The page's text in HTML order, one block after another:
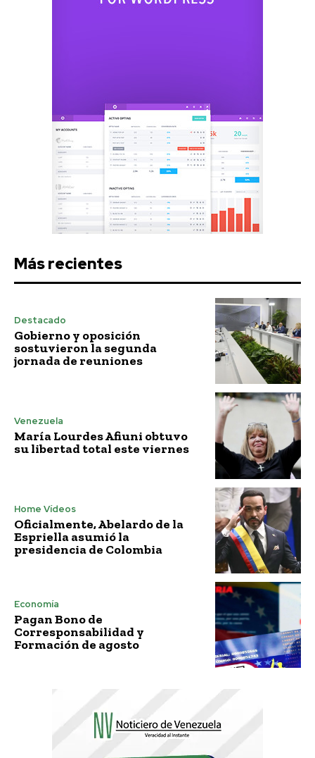
Más recientes
Destacado
Gobierno y oposición
sostuvieron la segunda
jornada de reuniones
Venezuela
María Lourdes Afiuni obtuvo
su libertad total este viernes
Home Vídeos
Oficialmente, Abelardo de la
Espriella asumió la
presidencia de Colombia
Economía
Pagan Bono de
Corresponsabilidad y
Formación de agosto